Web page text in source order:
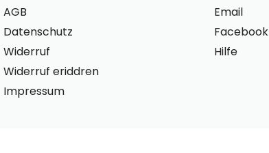
AGB
Datenschutz
Widerruf
Widerruf eriddren
Impressum
Email
Facebook
Hilfe